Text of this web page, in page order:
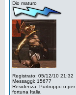
Dio maturo
Registrato: 05/12/10 21:32
Messaggi: 15677
Residenza: Purtroppo o per
fortuna Italia